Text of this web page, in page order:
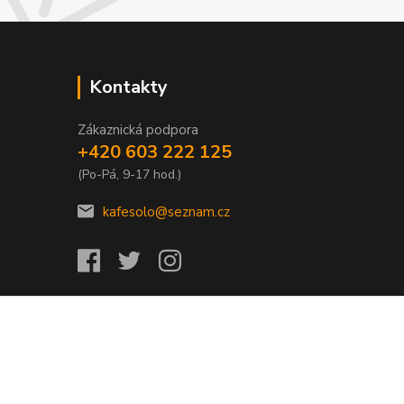
Kontakty
Zákaznická podpora
+420 603 222 125
(Po-Pá, 9-17 hod.)
kafesolo@seznam.cz